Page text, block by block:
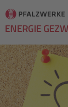
ENERGIE